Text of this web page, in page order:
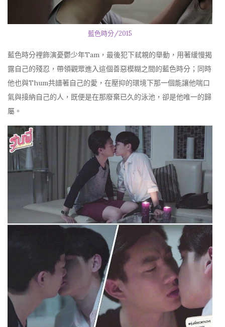
藍色時分/2015
藍色時分裡飾演憂鬱少年Tam，最後犯下弒親的舉動，用著緩慢揭
露自己的殘忍，帶領觀眾進入這個善惡模糊之間的藍色時分；同時
他也與Thum共譜著自己的愛，在壓抑的環境下那一個能讓他喘口
氣與接納自己的人，既便是在那廢棄已久的泳池，卻是他唯一的歸
屬。